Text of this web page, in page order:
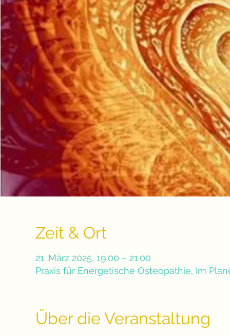
Zeit & Ort
21. März 2025, 19:00 – 21:00
Praxis für Energetische Osteopathie, Im
Über die Veranstaltung